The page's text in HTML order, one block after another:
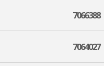
7066388
7064027